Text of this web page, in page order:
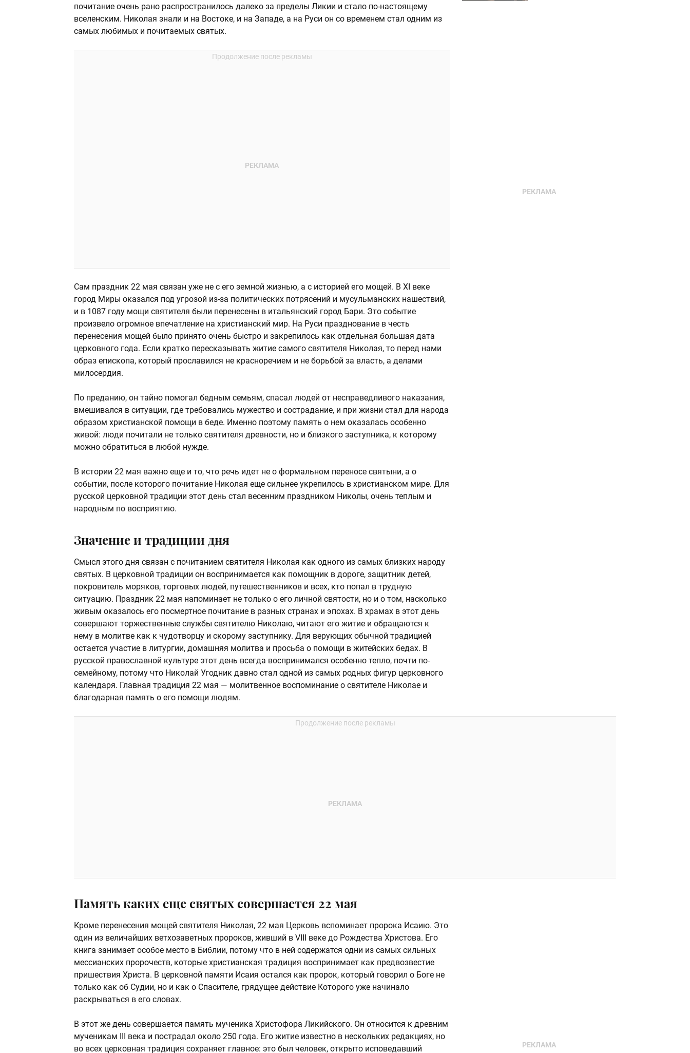
почитание очень рано распространилось далеко за пределы Ликии и стало по-настоящему
вселенским. Николая знали и на Востоке, и на Западе, а на Руси он со временем стал одним из
самых любимых и почитаемых святых.
Сам праздник 22 мая связан уже не с его земной жизнью, а с историей его мощей. В XI веке
город Миры оказался под угрозой из-за политических потрясений и мусульманских нашествий,
и в 1087 году мощи святителя были перенесены в итальянский город Бари. Это событие
произвело огромное впечатление на христианский мир. На Руси празднование в честь
перенесения мощей было принято очень быстро и закрепилось как отдельная большая дата
церковного года. Если кратко пересказывать житие самого святителя Николая, то перед нами
образ епископа, который прославился не красноречием и не борьбой за власть, а делами
милосердия.
По преданию, он тайно помогал бедным семьям, спасал людей от несправедливого наказания,
вмешивался в ситуации, где требовались мужество и сострадание, и при жизни стал для народа
образом христианской помощи в беде. Именно поэтому память о нем оказалась особенно
живой: люди почитали не только святителя древности, но и близкого заступника, к которому
можно обратиться в любой нужде.
В истории 22 мая важно еще и то, что речь идет не о формальном переносе святыни, а о
событии, после которого почитание Николая еще сильнее укрепилось в христианском мире. Для
русской церковной традиции этот день стал весенним праздником Николы, очень теплым и
народным по восприятию.
Значение и традиции дня
Смысл этого дня связан с почитанием святителя Николая как одного из самых близких народу
святых. В церковной традиции он воспринимается как помощник в дороге, защитник детей,
покровитель моряков, торговых людей, путешественников и всех, кто попал в трудную
ситуацию. Праздник 22 мая напоминает не только о его личной святости, но и о том, насколько
живым оказалось его посмертное почитание в разных странах и эпохах. В храмах в этот день
совершают торжественные службы святителю Николаю, читают его житие и обращаются к
нему в молитве как к чудотворцу и скорому заступнику. Для верующих обычной традицией
остается участие в литургии, домашняя молитва и просьба о помощи в житейских бедах. В
русской православной культуре этот день всегда воспринимался особенно тепло, почти по-
семейному, потому что Николай Угодник давно стал одной из самых родных фигур церковного
календаря. Главная традиция 22 мая — молитвенное воспоминание о святителе Николае и
благодарная память о его помощи людям.
Память каких еще святых совершается 22 мая
Кроме перенесения мощей святителя Николая, 22 мая Церковь вспоминает пророка Исаию. Это
один из величайших ветхозаветных пророков, живший в VIII веке до Рождества Христова. Его
книга занимает особое место в Библии, потому что в ней содержатся одни из самых сильных
мессианских пророчеств, которые христианская традиция воспринимает как предвозвестие
пришествия Христа. В церковной памяти Исаия остался как пророк, который говорил о Боге не
только как об Судии, но и как о Спасителе, грядущее действие Которого уже начинало
раскрываться в его словах.
В этот же день совершается память мученика Христофора Ликийского. Он относится к древним
мученикам III века и пострадал около 250 года. Его житие известно в нескольких редакциях, но
во всех церковная традиция сохраняет главное: это был человек, открыто исповедавший